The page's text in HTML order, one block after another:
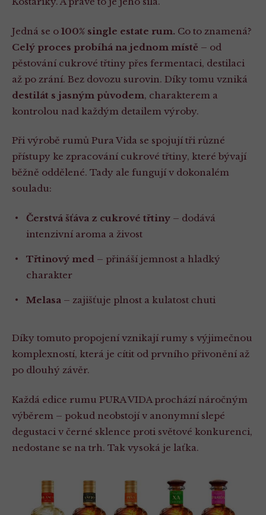
Jedná se o 100% single estate rum. Co to znamená?
Celý proces probíhá na jednom místě – od
pěstování cukrové třtiny přes fermentaci, destilaci
až po zrání. Bez dovozu surovin. Díky tomu vzniká
destilát s jasným původem, charakterem a
kontrolou nad každým detailem výroby.
Při výrobě rumů Pura Vida se spojují tři různé
přístupy ke zpracování cukrové třtiny, které bývají
běžně oddělené. Tady ale fungují v dokonalém
souladu:
Čerstvá šťáva z cukrové třtiny – dodává
intenzivní aroma a živost
Třtinový med – přináší jemnost a hladký
charakter
Melasa – zajišťuje plnost a kulatost chuti
Díky tomuto propojení vznikají rumy s výjimečnou
komplexností, která je cítit od prvního přivonění až
po dlouhý závěr.
Každá edice rumu PURA VIDA prochází náročným
výběrem – pokud neobstojí v anonymní slepé
degustaci v černé sklence proti světové konkurenci,
nedostane se na trh. Tak vysoká je laťka.